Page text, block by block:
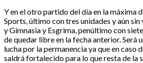
Y en el otro partido del día en la máxima
Sports, último con tres unidades y aún
y Gimnasia y Esgrima, penúltimo con
de quedar libre en la fecha anterior. Será
lucha por la permanencia ya que en caso
saldrá fortalecido para lo que resta de la